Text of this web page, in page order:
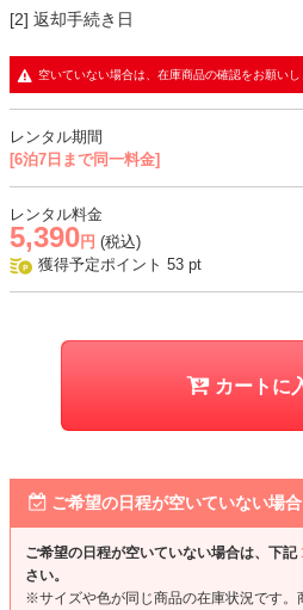
・トップスは厚手の大判なレース生地
・スカートは程良い光沢感のある柔ら
おすすめシーン
結婚式、二次会、謝恩会、成人式、同
デートなど
[2] 返却手続き日
空いていない場合は、在庫商品の確認をお願いし
レンタル期間
[6泊7日まで同一料金]
レンタル料金
5,390 円 (税込)
獲得予定ポイント 53 pt
カートに
ご希望の日程が空いていない場合
ご希望の日程が空いていない場合は、下記
さい。
※サイズや色が同じ商品の在庫状況です。